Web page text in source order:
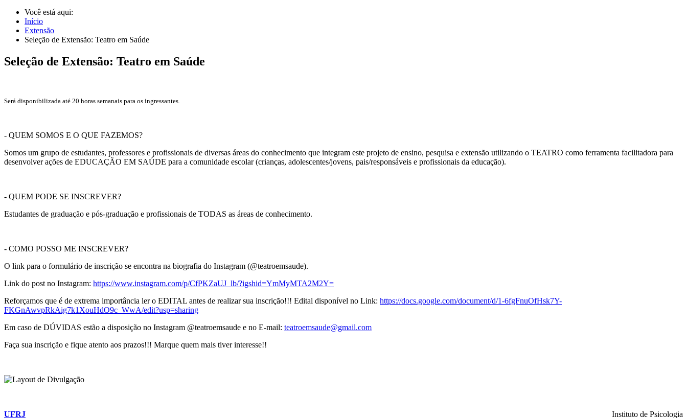
Você está aqui:
Início
Extensão
Seleção de Extensão: Teatro em Saúde
Seleção de Extensão: Teatro em Saúde
Será disponibilizada até 20 horas semanais para os ingressantes.
- QUEM SOMOS E O QUE FAZEMOS?
Somos um grupo de estudantes, professores e profissionais de diversas áreas do conhecimento que integram este projeto de ensino, pesquisa e extensão utilizando o TEATRO como ferramenta facilitadora para
desenvolver ações de EDUCAÇÃO EM SAÚDE para a comunidade escolar (crianças, adolescentes/jovens, pais/responsáveis e profissionais da educação).
- QUEM PODE SE INSCREVER?
Estudantes de graduação e pós-graduação e profissionais de TODAS as áreas de conhecimento.
- COMO POSSO ME INSCREVER?
O link para o formulário de inscrição se encontra na biografia do Instagram (@teatroemsaude).
Link do post no Instagram: https://www.instagram.com/p/CfPKZaUJ_lb/?igshid=YmMyMTA2M2Y=
Reforçamos que é de extrema importância ler o EDITAL antes de realizar sua inscrição!!! Edital disponível no Link: https://docs.google.com/document/d/1-6fgFnuOfHsk7Y-
FKGnAwvpRkAig7k1XouHdO9c_WwA/edit?usp=sharing
Em caso de DÚVIDAS estão a disposição no Instagram @teatroemsaude e no E-mail: teatroemsaude@gmail.com
Faça sua inscrição e fique atento aos prazos!!! Marque quem mais tiver interesse!!
UFRJ Instituto de Psicologia